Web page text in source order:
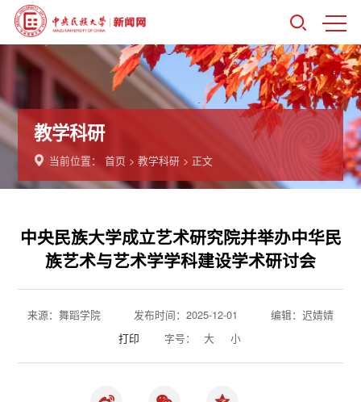
教学科研
当前位置：首页 >教学科研 > 正文
中央民族大学成立艺术研究院并举办中华民
族艺术与艺术学学科建设学术研讨会
来源：舞蹈学院 发布时间：2025-12-01
编辑：迟婧婧
打印
字号： 大 小